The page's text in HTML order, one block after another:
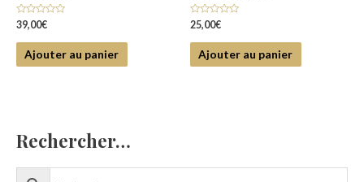
Rechercher…
Note
0
sur
39,00€
Ajouter au panier
Note
0
sur
25,00€
Ajouter au panier